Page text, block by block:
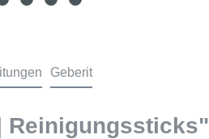
Geberit
Reinigungssticks"